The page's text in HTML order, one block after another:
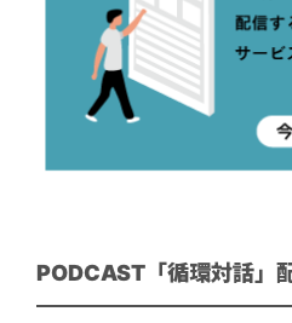
PODCAST「循環対話」